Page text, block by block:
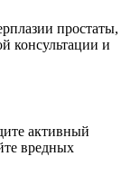
простаты,
консультации и
активный
вредных